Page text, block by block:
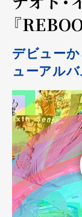
『
デビュー
ューアル